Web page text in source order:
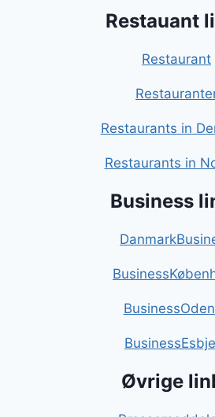
Restauant
Restaurant
Restaurants in
Restaurants in
Business
Øvrige